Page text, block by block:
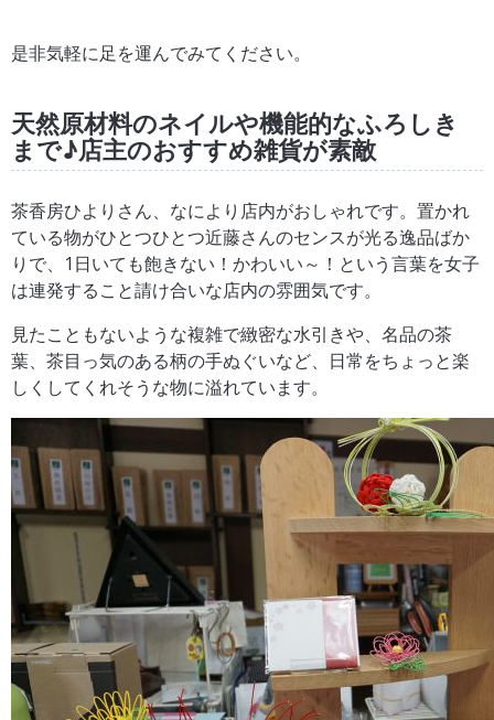
是非気軽に足を運んでみてください。
天然原材料のネイルや機能的なふろしき
まで♪店主のおすすめ雑貨が素敵
茶香房ひよりさん、なにより店内がおしゃれです。置かれ
ている物がひとつひとつ近藤さんのセンスが光る逸品ばか
りで、1日いても飽きない！かわいい～！という言葉を女子
は連発すること請け合いな店内の雰囲気です。
見たこともないような複雑で緻密な水引きや、名品の茶
葉、茶目っ気のある柄の手ぬぐいなど、日常をちょっと楽
しくしてくれそうな物に溢れています。